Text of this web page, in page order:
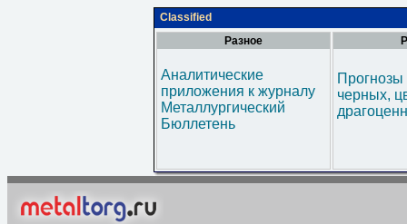
Classified
Разное
Аналитические
приложения к журналу
Металлургический
Бюллетень
черных,